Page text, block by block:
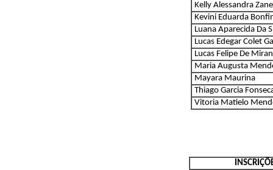
Kelly Alessandra
Kevini Eduarda
Luana Aparecida Da
Lucas Edegar Colet
Lucas Felipe De
Maria Augusta
Mayara Maurina
Thiago Garcia
Vitoria Matielo